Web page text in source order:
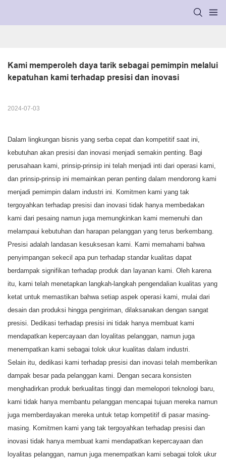
Kami memperoleh daya tarik sebagai pemimpin melalui
kepatuhan kami terhadap presisi dan inovasi
2024-07-03
Dalam lingkungan bisnis yang serba cepat dan kompetitif saat ini,
kebutuhan akan presisi dan inovasi menjadi semakin penting. Bagi
perusahaan kami, prinsip-prinsip ini telah menjadi inti dari operasi kami,
dan prinsip-prinsip ini memainkan peran penting dalam mendorong kami
menjadi pemimpin dalam industri ini. Komitmen kami yang tak
tergoyahkan terhadap presisi dan inovasi tidak hanya membedakan
kami dari pesaing namun juga memungkinkan kami memenuhi dan
melampaui kebutuhan dan harapan pelanggan yang terus berkembang.
Presisi adalah landasan kesuksesan kami. Kami memahami bahwa
penyimpangan sekecil apa pun terhadap standar kualitas dapat
berdampak signifikan terhadap produk dan layanan kami. Oleh karena
itu, kami telah menetapkan langkah-langkah pengendalian kualitas yang
ketat untuk memastikan bahwa setiap aspek operasi kami, mulai dari
desain dan produksi hingga pengiriman, dilaksanakan dengan sangat
presisi. Dedikasi terhadap presisi ini tidak hanya membuat kami
mendapatkan kepercayaan dan loyalitas pelanggan, namun juga
menempatkan kami sebagai tolok ukur kualitas dalam industri.
Selain itu, dedikasi kami terhadap presisi dan inovasi telah memberikan
dampak besar pada pelanggan kami. Dengan secara konsisten
menghadirkan produk berkualitas tinggi dan memelopori teknologi baru,
kami tidak hanya membantu pelanggan mencapai tujuan mereka namun
juga memberdayakan mereka untuk tetap kompetitif di pasar masing-
masing. Komitmen kami yang tak tergoyahkan terhadap presisi dan
inovasi tidak hanya membuat kami mendapatkan kepercayaan dan
loyalitas pelanggan, namun juga menempatkan kami sebagai tolok ukur